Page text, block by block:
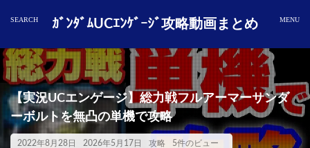
ｶﾞﾝﾀﾞﾑUCｴﾝｹﾞｰｼﾞ攻略動画まとめ
【実況UCエンゲージ】総力戦フルアーマーサンダ
ーボルトを無凸の単機で攻略
2022年8月28日 2026年5月17日 攻略 5件のビュー